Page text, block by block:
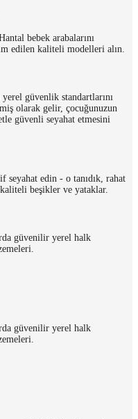
bebek arabalarını
edilen kaliteli modelleri alın.
güvenlik standartlarını
olarak gelir, çocuğunuzun
güvenli seyahat etmesini
seyahat edin - o tanıdık, rahat
beşikler ve yataklar.
güvenilir yerel halk
güvenilir yerel halk